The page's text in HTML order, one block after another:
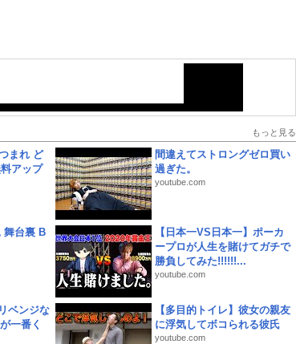
もっと見る
まれ ど
アップ
間違えてストロングゼロ買い
過ぎた。
youtube.com
舞台裏 B
【日本一VS日本一】ポーカ
ープロが人生を賭けてガチで
勝負してみた!!!!!!...
youtube.com
ベンジな
一番く
【多目的トイレ】彼女の親友
に浮気してボコられる彼氏
youtube.com